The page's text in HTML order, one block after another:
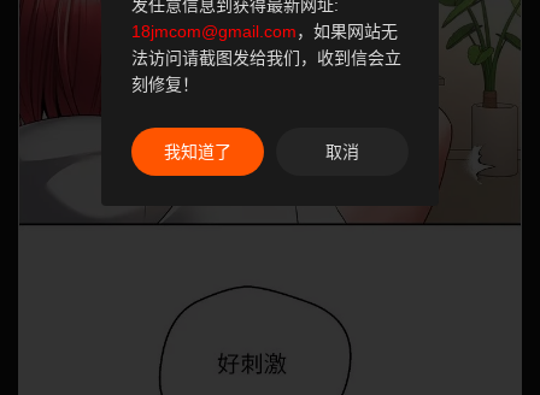
发任意信息到获得最新网址:
18jmcom@gmail.com，如果网站无
法访问请截图发给我们，收到信会立
刻修复！
我知道了 取消